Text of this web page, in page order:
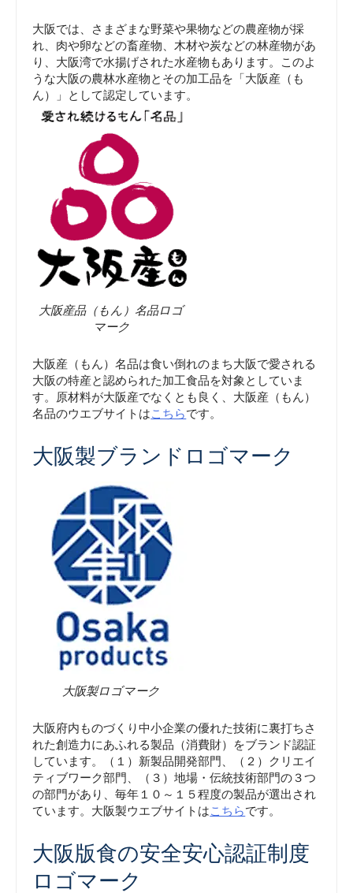
大阪では、さまざまな野菜や果物などの農産物が採
れ、肉や卵などの畜産物、木材や炭などの林産物があ
り、大阪湾で水揚げされた水産物もあります。このよ
うな大阪の農林水産物とその加工品を「大阪産（も
ん）」として認定しています。
大阪産品（もん）名品ロゴ
マーク
大阪産（もん）名品は食い倒れのまち大阪で愛される
大阪の特産と認められた加工食品を対象としていま
す。原材料が大阪産でなくとも良く、大阪産（もん）
名品のウエブサイトはこちらです。
大阪製ブランドロゴマーク
大阪製ロゴマーク
大阪府内ものづくり中小企業の優れた技術に裏打ちさ
れた創造力にあふれる製品（消費財）をブランド認証
しています。（１）新製品開発部門、（２）クリエイ
ティブワーク部門、（３）地場・伝統技術部門の３つ
の部門があり、毎年１０～１５程度の製品が選出され
ています。大阪製ウエブサイトはこちらです。
大阪版食の安全安心認証制度
ロゴマーク